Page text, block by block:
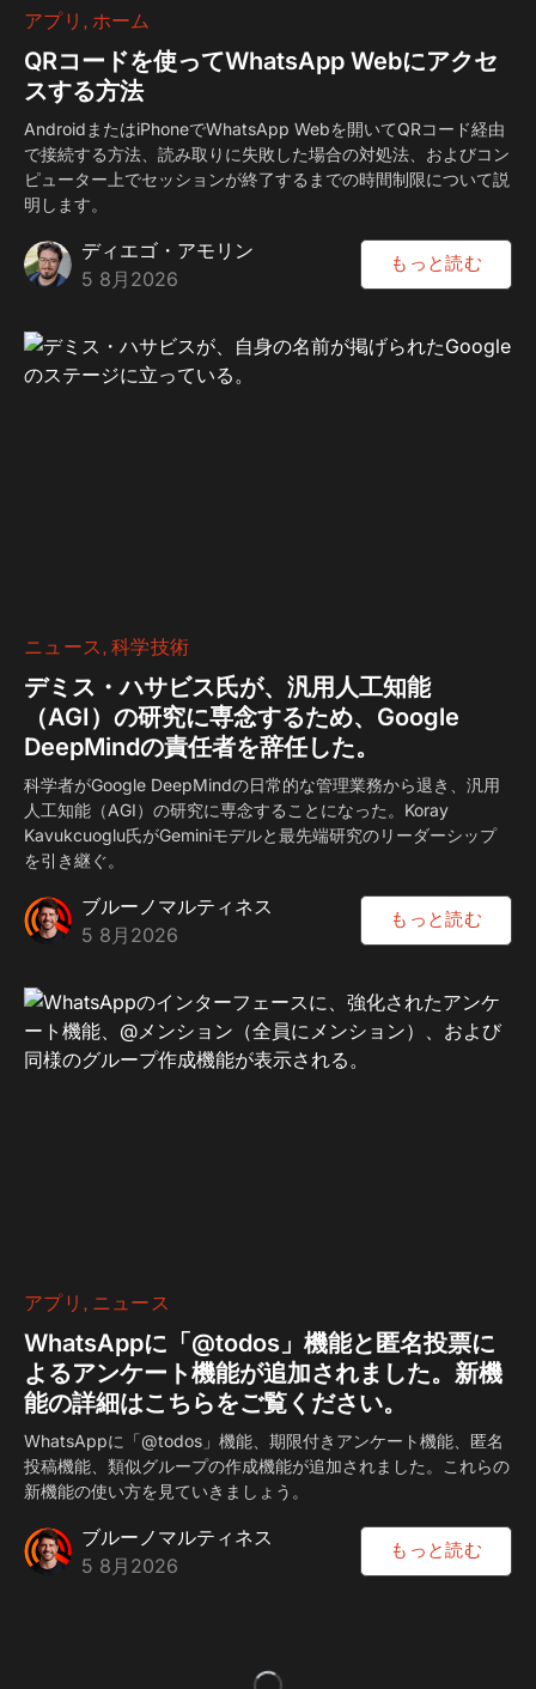
アプリ ホーム
QRコードを使ってWhatsApp Webにアクセ
スする方法
AndroidまたはiPhoneでWhatsApp Webを開いてQRコード経由
で接続する方法、読み取りに失敗した場合の対処法、およびコン
ピューター上でセッションが終了するまでの時間制限について説
明します。
ディエゴ・アモリン
5 8月2026
もっと読む
ニュース 科学技術
デミス・ハサビス氏が、汎用人工知能
（AGI）の研究に専念するため、Google
DeepMindの責任者を辞任した。
科学者がGoogle DeepMindの日常的な管理業務から退き、汎用
人工知能（AGI）の研究に専念することになった。Koray
Kavukcuoglu氏がGeminiモデルと最先端研究のリーダーシップ
を引き継ぐ。
ブルーノマルティネス
5 8月2026
もっと読む
アプリ ニュース
WhatsAppに「@todos」機能と匿名投票に
よるアンケート機能が追加されました。新機
能の詳細はこちらをご覧ください。
WhatsAppに「@todos」機能、期限付きアンケート機能、匿名
投稿機能、類似グループの作成機能が追加されました。これらの
新機能の使い方を見ていきましょう。
ブルーノマルティネス
5 8月2026
もっと読む